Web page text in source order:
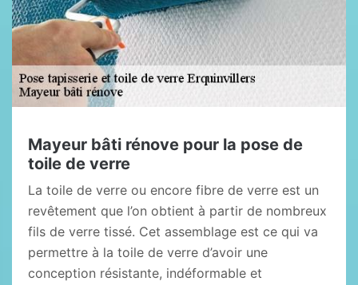
Mayeur bâti rénove pour la pose de
toile de verre
La toile de verre ou encore fibre de verre est un
revêtement que l’on obtient à partir de nombreux
fils de verre tissé. Cet assemblage est ce qui va
permettre à la toile de verre d’avoir une
conception résistante, indéformable et